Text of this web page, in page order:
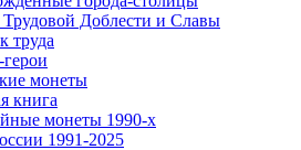
Трудовой Доблести и Славы
труда
монеты
книга
монеты 1990-х
1991-2025